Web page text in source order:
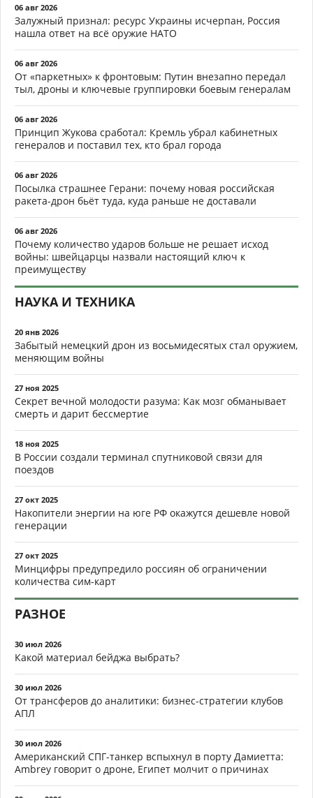
06 авг 2026
Залужный признал: ресурс Украины исчерпан, Россия
нашла ответ на всё оружие НАТО
06 авг 2026
От «паркетных» к фронтовым: Путин внезапно передал
тыл, дроны и ключевые группировки боевым генералам
06 авг 2026
Принцип Жукова сработал: Кремль убрал кабинетных
генералов и поставил тех, кто брал города
06 авг 2026
Посылка страшнее Герани: почему новая российская
ракета-дрон бьёт туда, куда раньше не доставали
06 авг 2026
Почему количество ударов больше не решает исход
войны: швейцарцы назвали настоящий ключ к
преимуществу
НАУКА И ТЕХНИКА
20 янв 2026
Забытый немецкий дрон из восьмидесятых стал оружием,
меняющим войны
27 ноя 2025
Секрет вечной молодости разума: Как мозг обманывает
смерть и дарит бессмертие
18 ноя 2025
В России создали терминал спутниковой связи для
поездов
27 окт 2025
Накопители энергии на юге РФ окажутся дешевле новой
генерации
27 окт 2025
Минцифры предупредило россиян об ограничении
количества сим-карт
РАЗНОЕ
30 июл 2026
Какой материал бейджа выбрать?
30 июл 2026
От трансферов до аналитики: бизнес-стратегии клубов
АПЛ
30 июл 2026
Американский СПГ-танкер вспыхнул в порту Дамиетта:
Ambrey говорит о дроне, Египет молчит о причинах